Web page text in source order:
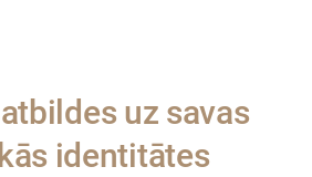
uz savas
identitātes